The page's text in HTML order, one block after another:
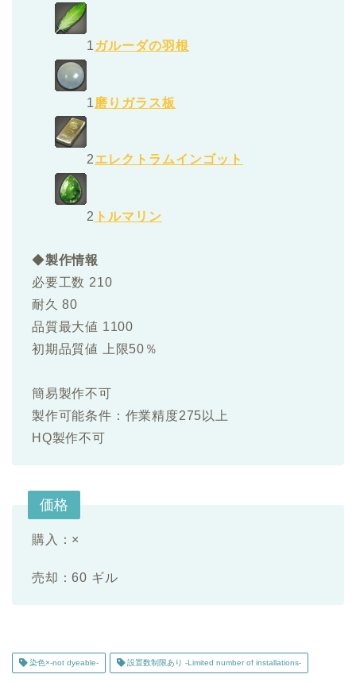
1 ガルーダの羽根
1磨りガラス板
2エレクトラムインゴット
2 トルマリン
◆製作情報
必要工数 210
耐久 80
品質最大値 1100
初期品質値 上限50％
簡易製作不可
製作可能条件：作業精度275以上
HQ製作不可
価格
購入：×
売却：60 ギル
染色×-not dyeable- 設置数制限あり -Limited number of installations-